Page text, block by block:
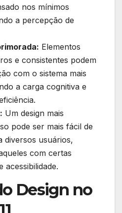
nos mínimos
a percepção de
Elementos
e consistentes podem
com o sistema mais
a carga cognitiva e
Um design mais
pode ser mais fácil de
diversos usuários,
com certas
acessibilidade.
Design no